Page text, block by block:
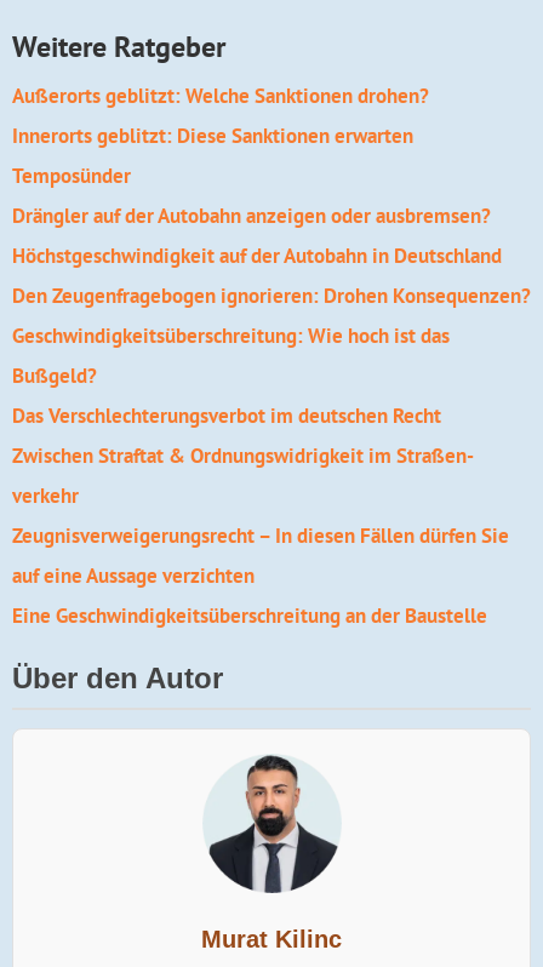
Weitere Ratgeber
Außerorts geblitzt: Welche Sanktionen drohen?
Innerorts geblitzt: Diese Sanktionen erwarten
Temposünder
Drängler auf der Autobahn anzeigen oder ausbremsen?
Höchstgeschwindigkeit auf der Autobahn in Deutschland
Den Zeugenfragebogen ignorieren: Drohen Konsequenzen?
Geschwindigkeits­überschreitung: Wie hoch ist das
Bußgeld?
Das Verschlechterungs­verbot im deutschen Recht
Zwischen Straftat & Ordnungs­widrig­keit im Straßen­
verkehr
Zeugnis­verweigerungs­recht – In diesen Fällen dürfen Sie
auf eine Aussage verzichten
Eine Geschwindigkeitsüberschreitung an der Baustelle
Über den Autor
Murat Kilinc